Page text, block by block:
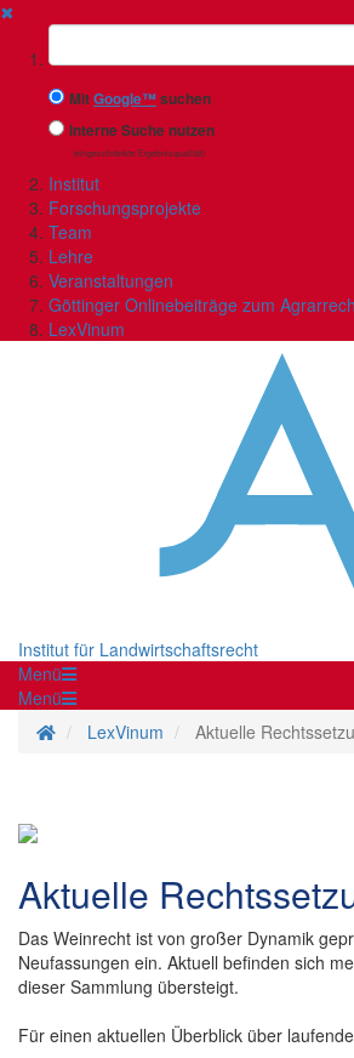
✖
Suchbegriff
MitGoogle™suchen
Interne Suche nutzen
(eingeschränkte Ergebnisqualität)
Institut
Forschungsprojekte
Team
Lehre
Veranstaltungen
Göttinger Onlinebeiträge zum
LexVinum
Institut für Landwirtschaftsrecht
Menü
Menü
StartseiteLexVinum Aktuelle
Aktuelle
Das Weinrecht ist von großer Dynamik
Neufassungen ein. Aktuell befinden sich
dieser Sammlung übersteigt.
Für einen aktuellen Überblick über